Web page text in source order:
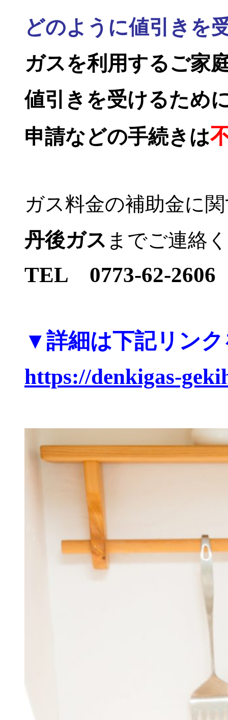
どのように値引きを
ガスを利用するご家
値引きを受けるため
申請などの手続きは
ガス料金の補助金に
丹後ガス までご連絡
TEL 0773-62-2606
▼詳細は下記リン
https://denkigas-